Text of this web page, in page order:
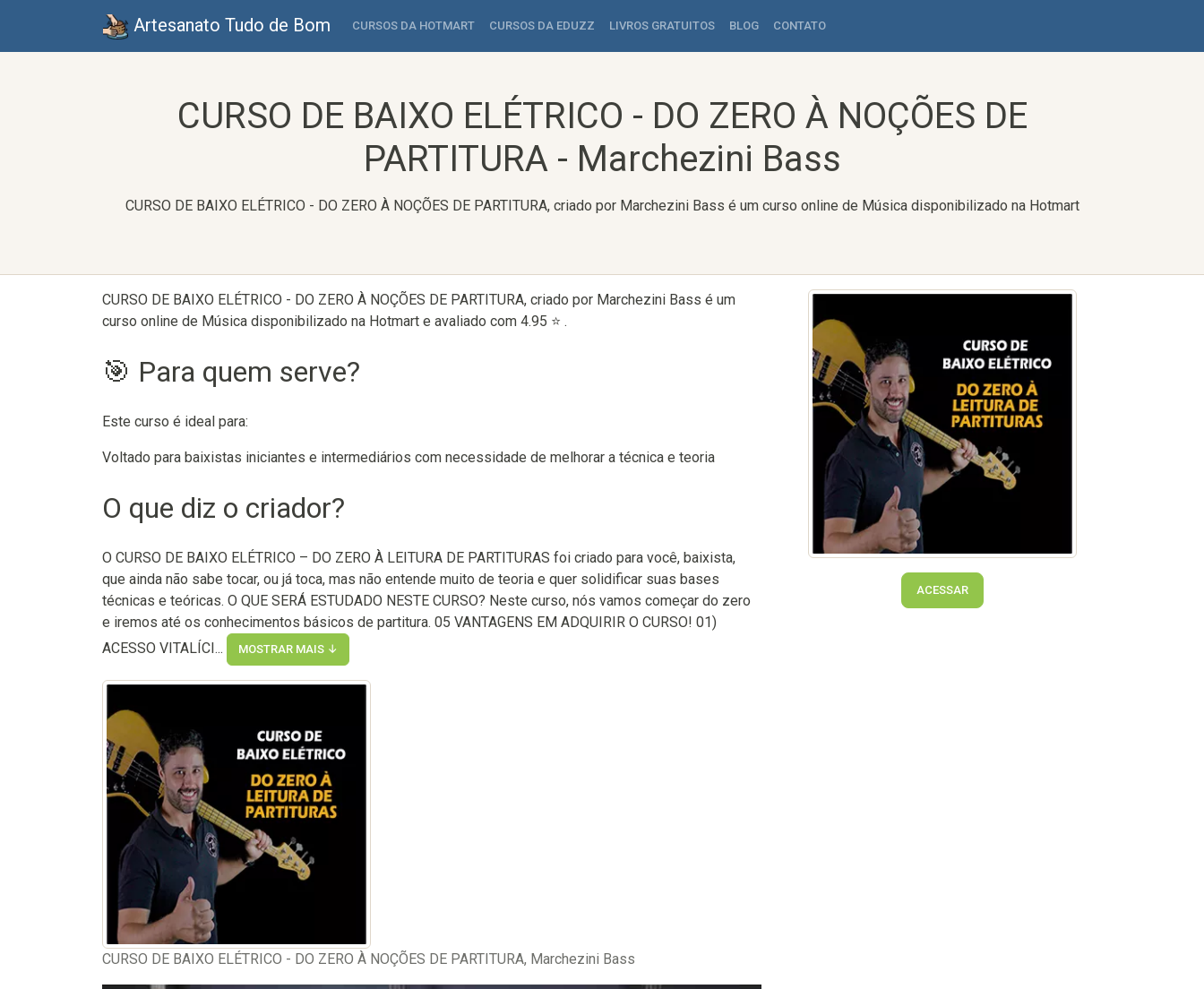
Artesanato Tudo de Bom CURSOS DA HOTMART CURSOS DA EDUZZ LIVROS GRATUITOS BLOG CONTATO
CURSO DE BAIXO ELÉTRICO - DO ZERO À NOÇÕES DE
PARTITURA - Marchezini Bass
CURSO DE BAIXO ELÉTRICO - DO ZERO À NOÇÕES DE PARTITURA, criado por Marchezini Bass é um curso online de Música disponibilizado na Hotmart
CURSO DE BAIXO ELÉTRICO - DO ZERO À NOÇÕES DE PARTITURA, criado por Marchezini Bass é um
curso online de Música disponibilizado na Hotmart e avaliado com 4.95 ⭐ .
🎯 Para quem serve?
Este curso é ideal para:
Voltado para baixistas iniciantes e intermediários com necessidade de melhorar a técnica e teoria
O que diz o criador?
O CURSO DE BAIXO ELÉTRICO – DO ZERO À LEITURA DE PARTITURAS foi criado para você, baixista,
que ainda não sabe tocar, ou já toca, mas não entende muito de teoria e quer solidificar suas bases
técnicas e teóricas. O QUE SERÁ ESTUDADO NESTE CURSO? Neste curso, nós vamos começar do zero
e iremos até os conhecimentos básicos de partitura. 05 VANTAGENS EM ADQUIRIR O CURSO! 01)
ACESSO VITALÍCI...
MOSTRAR MAIS ↓
CURSO DE BAIXO ELÉTRICO - DO ZERO À NOÇÕES DE PARTITURA, Marchezini Bass
ACESSAR